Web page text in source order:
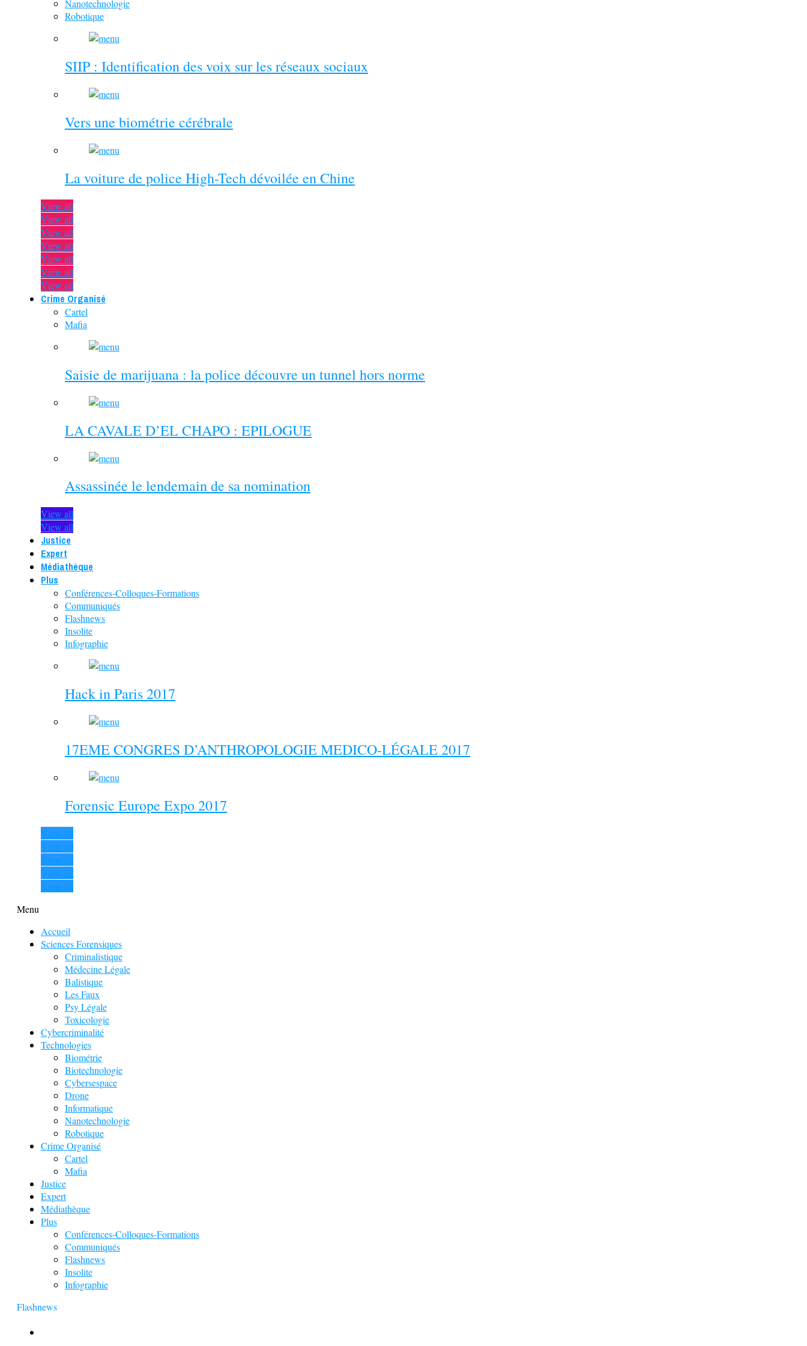
Nanotechnologie
Robotique
SIIP : Identification des voix sur les réseaux sociaux
Vers une biométrie cérébrale
La voiture de police High-Tech dévoilée en Chine
View all
View all
View all
View all
View all
View all
View all
Crime Organisé
Cartel
Mafia
Saisie de marijuana : la police découvre un tunnel hors norme
LA CAVALE D’EL CHAPO : EPILOGUE
Assassinée le lendemain de sa nomination
View all
View all
Justice
Expert
Médiathèque
Plus
Conférences-Colloques-Formations
Communiqués
Flashnews
Insolite
Infographie
Hack in Paris 2017
17EME CONGRES D’ANTHROPOLOGIE MEDICO-LÉGALE 2017
Forensic Europe Expo 2017
View all
View all
View all
View all
View all
Menu
Accueil
Sciences Forensiques
Criminalistique
Médecine Légale
Balistique
Les Faux
Psy Légale
Toxicologie
Cybercriminalité
Technologies
Biométrie
Biotechnologie
Cybersespace
Drone
Informatique
Nanotechnologie
Robotique
Crime Organisé
Cartel
Mafia
Justice
Expert
Médiathèque
Plus
Conférences-Colloques-Formations
Communiqués
Flashnews
Insolite
Infographie
Flashnews